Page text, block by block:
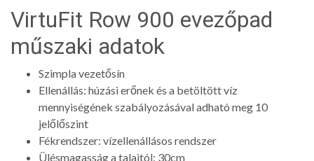
VirtuFit Row 900 evezőpad
műszaki adatok
Szimpla vezetősín
Ellenállás: húzási erőnek és a betöltött víz
mennyiségének szabályozásával adható meg 10
jelőlőszint
Fékrendszer: vízellenállásos rendszer
Ülésmagasság a talajtól: 30cm